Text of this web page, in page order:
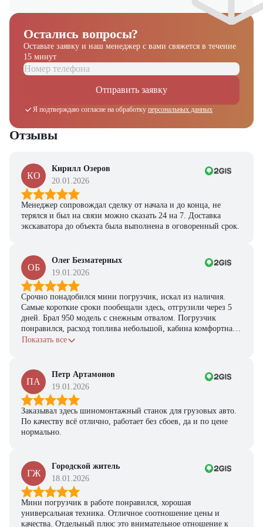
Остались вопросы?
Оставьте заявку и наш менеджер с вами свяжется в течение
15 минут
Отправить заявку
Я подтверждаю согласие на обработку персональных данных
Отзывы
КО
Кирилл Озеров
20.01.2026
Менеджер сопровождал сделку от начала и до конца, не
терялся и был на связи можно сказать 24 на 7. Доставка
экскаватора до объекта была выполнена в оговоренный срок.
ОБ
Олег Безматерных
19.01.2026
Срочно понадобился мини погрузчик, искал из наличия.
Самые короткие сроки пообещали здесь, отгрузили через 5
дней. Брал 950 модель с снежным отвалом. Погрузчик
понравился, расход топлива небольшой, кабина комфортная,
с задачами справляется.
Показать все
ПА
Петр Артамонов
19.01.2026
Заказывал здесь шиномонтажный станок для грузовых авто.
По качеству всё отлично, работает без сбоев, да и по цене
нормально.
ГЖ
Городской житель
18.01.2026
Мини погрузчик в работе понравился, хорошая
универсальная техника. Отличное соотношение цены и
качества. Отдельный плюс это внимательное отношение к
Получите выгодное
предложение на спецтехнику
Ответьте на несколько вопросов — мы предоставим
персональную подборку моделей и лучшие условия
покупки